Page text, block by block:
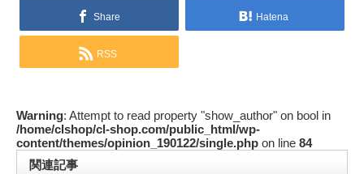
Share Hatena
RSS
Warning: Attempt to read property "show_author" on bool in
/home/clshop/cl-shop.com/public_html/wp-
content/themes/opinion_190122/single.php on line 84
関連記事